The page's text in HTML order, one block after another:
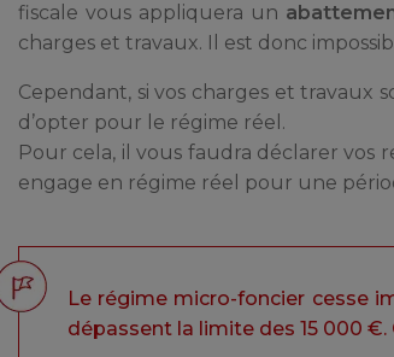
fiscale vous appliquera un
charges et travaux. Il est donc
Cependant, si vos charges et travaux
d’opter pour le régime réel.
Pour cela, il vous faudra déclarer vos
engage en régime réel pour une
Le régime micro-foncier cesse
dépassent la limite des 15 000